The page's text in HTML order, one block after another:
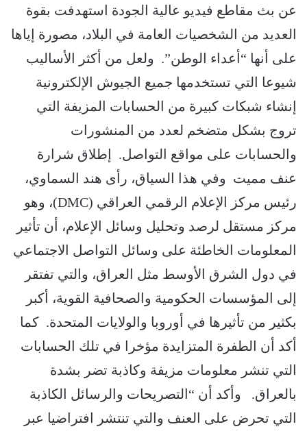
عن بث مقاطع فيديو عالية الجودة استهدفت بقوة
العديد من الشخصيات العامة في البلاد، مصورة إياها
على أنها “أعداء الوطن”. ولعل من أكثر الأساليب
شيوعا التي تستخدمها جميع الجيوش الإلكترونية
إنشاء شبكات كبيرة من الحسابات المزيفة التي
تروج بشكل متضخم لعدد من المنشورات
والحسابات على مواقع التواصل. إطلاق شرارة
عنف مميت وفي هذا السياق، رأى هند السماوي،
رئيس مركز الإعلام الرقمي العراقي (DMC)، وهو
مركز مستقل لرصد وتحليل وسائل الإعلام، أن تأثير
المعلومات الخاطئة على وسائل التواصل الاجتماعي
في دول الشرق الأوسط مثل العراق، والتي تفتقر
إلى المؤسسات الحكومية والصحافية القوية، أكبر
بكثير من تأثيرها في أوروبا والولايات المتحدة. كما
أكد أن الطفرة المتزايدة مؤخرا في تلك الحسابات
التي تنشر معلومات مزيفة وكاذبة تضر بشدة
بالعراق. وأكد أن “التصريحات والرسائل الكاذبة
التي تحرض على العنف والتي تنتشر افتراضيا عبر